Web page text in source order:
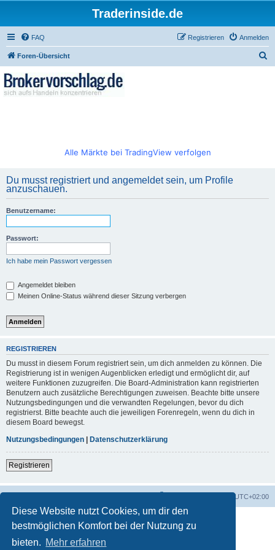
Diese Website nutzt Cookies, um dir den
bestmöglichen Komfort bei der Nutzung zu
bieten. Mehr erfahren
Traderinside.de
FAQ Anmelden
Registrieren
Foren-Übersicht
Alle Märkte bei TradingView verfolgen
Du musst registriert und angemeldet sein, um Profile
anzuschauen.
Benutzername:
Passwort:
Ich habe mein Passwort vergessen
Angemeldet bleiben
Meinen Online-Status während dieser Sitzung verbergen
REGISTRIEREN
Du musst in diesem Forum registriert sein, um dich anmelden zu können. Die
Registrierung ist in wenigen Augenblicken erledigt und ermöglicht dir, auf
weitere Funktionen zuzugreifen. Die Board-Administration kann registrierten
Benutzern auch zusätzliche Berechtigungen zuweisen. Beachte bitte unsere
Nutzungsbedingungen und die verwandten Regelungen, bevor du dich
registrierst. Bitte beachte auch die jeweiligen Forenregeln, wenn du dich in
diesem Board bewegst.
Nutzungsbedingungen | Datenschutzerklärung
Registrieren
UTC+02:00